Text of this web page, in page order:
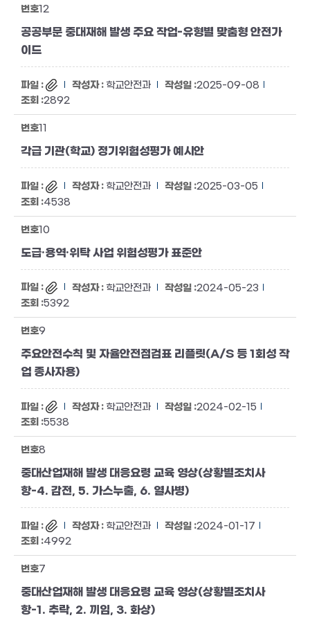
12
공공부문 중대재해 발생 주요 작업-유형별 맞춤형 안전가
이드
학교안전과
2025-09-08
2892
11
각급 기관(학교) 정기위험성평가 예시안
학교안전과
2025-03-05
4538
10
도급·용역·위탁 사업 위험성평가 표준안
학교안전과
2024-05-23
5392
9
주요안전수칙 및 자율안전점검표 리플릿(A/S 등 1회성 작
업 종사자용)
학교안전과
2024-02-15
5538
8
중대산업재해 발생 대응요령 교육 영상(상황별조치사
항-4. 감전, 5. 가스누출, 6. 열사병)
학교안전과
2024-01-17
4992
7
중대산업재해 발생 대응요령 교육 영상(상황별조치사
항-1. 추락, 2. 끼임, 3. 화상)